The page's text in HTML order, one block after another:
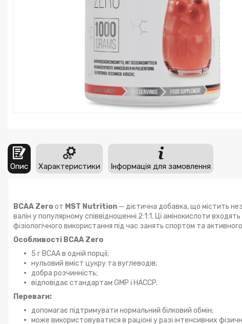
Опис Характеристики Інформація для замовлення
BCAA Zeroот MST Nutrition — дієтична добавка, що містить
валін у популярному співвідношенні 2:1:1. Ці амінокислоти
фізіологічного використання під час занять спортом та
Особливості BCAA Zero
5 г BCAA в одній порції;
нульовий вміст цукру та вуглеводів;
добра розчинність;
відповідає стандартам GMP і HACCP.
Переваги:
допомагає підтримувати нормальний білковий обмін;
може використовуватися в раціоні у разі інтенсивних